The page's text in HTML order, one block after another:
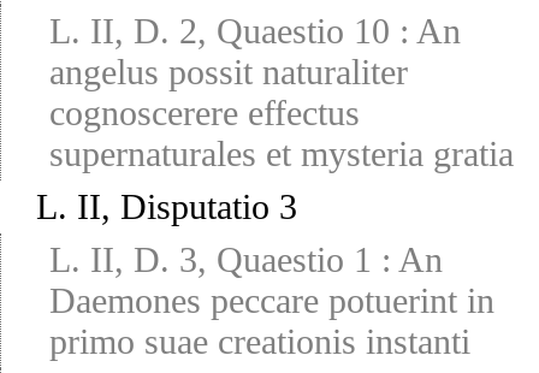
L. II, D. 2, Quaestio 10 : An
angelus possit naturaliter
cognoscerere effectus
supernaturales et mysteria gratia
L. II, Disputatio 3
L. II, D. 3, Quaestio 1 : An
Daemones peccare potuerint in
primo suae creationis instanti